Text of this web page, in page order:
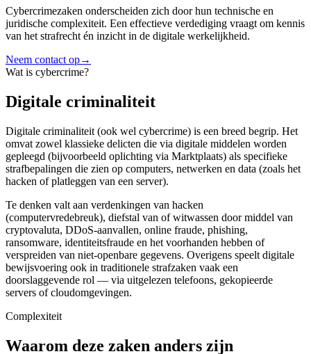
Cybercrimezaken onderscheiden zich door hun technische en
juridische complexiteit. Een effectieve verdediging vraagt om kennis
van het strafrecht én inzicht in de digitale werkelijkheid.
Neem contact op→
Wat is cybercrime?
Digitale criminaliteit
Digitale criminaliteit (ook wel cybercrime) is een breed begrip. Het
omvat zowel klassieke delicten die via digitale middelen worden
gepleegd (bijvoorbeeld oplichting via Marktplaats) als specifieke
strafbepalingen die zien op computers, netwerken en data (zoals het
hacken of platleggen van een server).
Te denken valt aan verdenkingen van hacken
(computervredebreuk), diefstal van of witwassen door middel van
cryptovaluta, DDoS-aanvallen, online fraude, phishing,
ransomware, identiteitsfraude en het voorhanden hebben of
verspreiden van niet-openbare gegevens. Overigens speelt digitale
bewijsvoering ook in traditionele strafzaken vaak een
doorslaggevende rol — via uitgelezen telefoons, gekopieerde
servers of cloudomgevingen.
Complexiteit
Waarom deze zaken anders zijn